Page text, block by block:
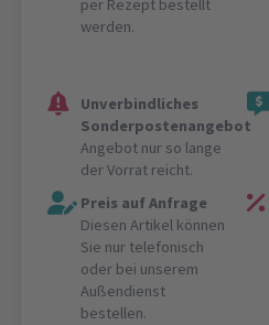
per Rezept bestellt
werden.
Unverbindliches
Sonderpostenangebot
Angebot nur so lange
der Vorrat reicht.
Preis auf Anfrage
Diesen Artikel können
Sie nur telefonisch
oder bei unserem
Außendienst
bestellen.